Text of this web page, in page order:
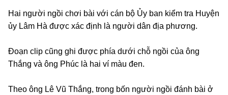
Hai người ngồi chơi bài với cán bộ Ủy ban kiểm tra Huyện
ủy Lâm Hà được xác định là người dân địa phương.
Đoạn clip cũng ghi được phía dưới chỗ ngồi của ông
Thắng và ông Phúc là hai ví màu đen.
Theo ông Lê Vũ Thắng, trong bốn người ngồi đánh bài ở